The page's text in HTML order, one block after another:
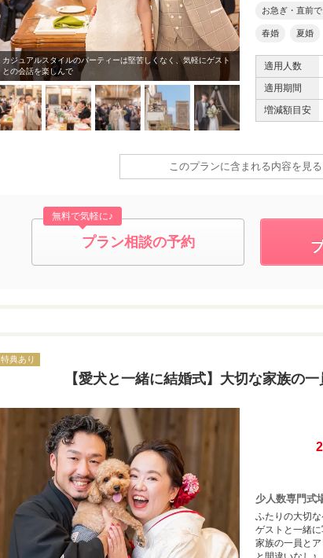
カジュアルスタイルのパーティーは堅苦しくなく、気軽にゲスト
との会話を楽しんで
ビュッフェスタイル
お急ぎ・直前
春婚 夏婚
適用人数
適用期間
増減額目安
このプランに含まれる内容を見る
無料で気軽に♪
プラン相談の予約
特典あり
【愛犬と一緒に結婚式】大切な家族の
少人数専門式
ふたりの大切な
ゲストと一緒
家族の一員と